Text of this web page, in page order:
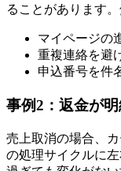
ることがあります
マイページの
重複連絡を避
申込番号を件
事例2：返金が
売上取消の場合、
の処理サイクルに